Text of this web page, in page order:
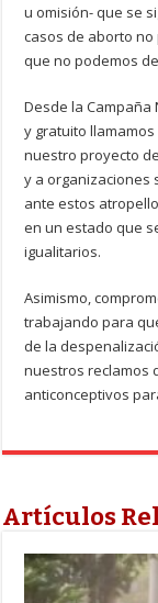
u omisión- que se
casos de aborto no
que no podemos
Desde la Campaña
y gratuito
nuestro proyecto
y a organizaciones
ante estos
en un estado que
igualitarios.
Asimismo,
trabajando para
de la
nuestros reclamos
anticonceptivos
Artículos